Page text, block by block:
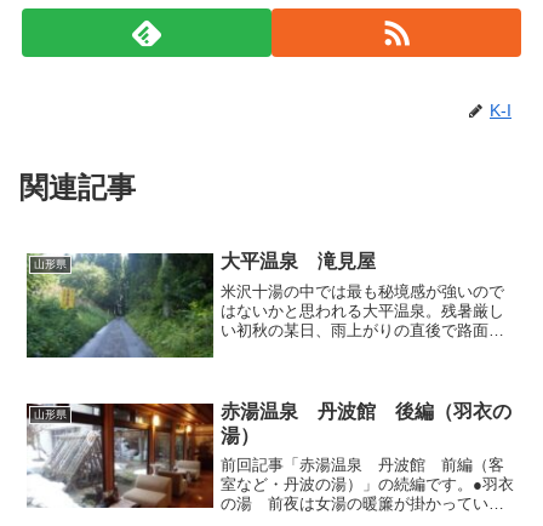
K-I
関連記事
山形県 大平温泉 滝見屋
米沢十湯の中では最も秘境感が強いので
はないかと思われる大平温泉。残暑厳し
い初秋の某日、雨上がりの直後で路面か
タート。路傍の黄色い看板...
山形県
赤湯温泉 丹波館 後編（羽衣の
湯）
前回記事「赤湯温泉 丹波館 前編（客
室など・丹波の湯）」の続編です。●羽衣
の湯 前夜は女湯の暖簾が掛かっていた